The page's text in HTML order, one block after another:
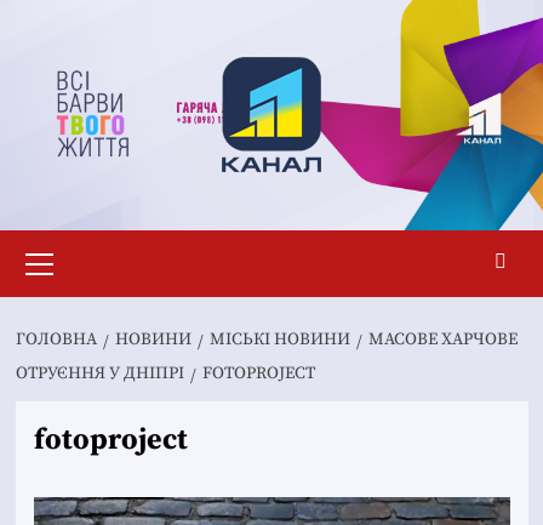
вмісту
меню
ГОЛОВНА НОВИНИ MІСЬКІ НОВИНИ
МАСОВЕ ХАРЧОВЕ
ОТРУЄННЯ У ДНІПРІ
FOTOPROJECT
fotoproject
Відеопрогравач